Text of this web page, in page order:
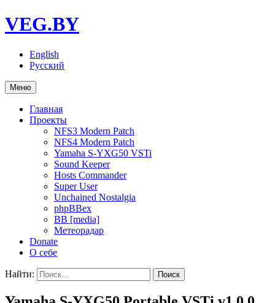
VEG.BY
English
Русский
Меню
Главная
Проекты
NFS3 Modern Patch
NFS4 Modern Patch
Yamaha S-YXG50 VSTi
Sound Keeper
Hosts Commander
Super User
Unchained Nostalgia
phpBBex
BB [media]
Метеорадар
Donate
О себе
Найти: